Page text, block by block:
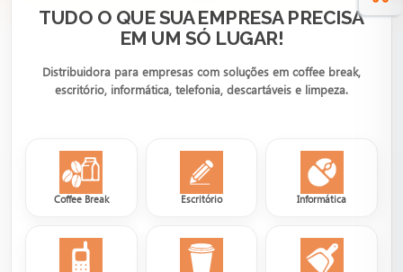
TUDO O QUE SUA EMPRESA PRECISA
EM UM SÓ LUGAR!
Distribuidora para empresas com soluções em coffee break,
escritório, informática, telefonia, descartáveis e limpeza.
Coffee Break Escritório Informática